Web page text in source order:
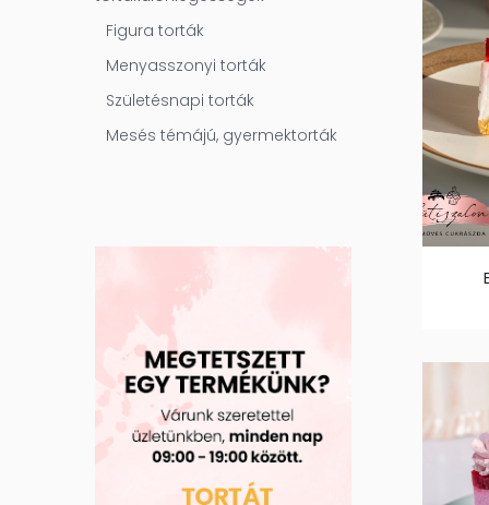
Figura torták
Menyasszonyi torták
Születésnapi torták
Mesés témájú, gyermektorták